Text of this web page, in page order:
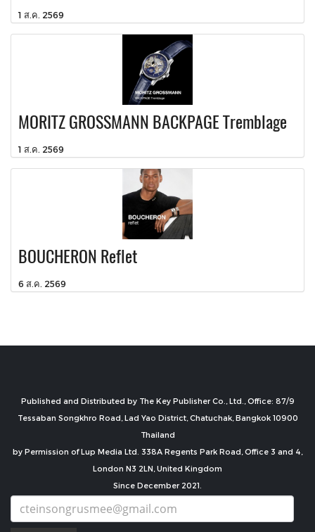
1 ส.ค. 2569
MORITZ GROSSMANN BACKPAGE Tremblage
1 ส.ค. 2569
BOUCHERON Reflet
6 ส.ค. 2569
Published and Distributed by The Key Publisher Co., Ltd., Office: 87/9
Tessaban Songkhro Road, Lad Yao District, Chatuchak, Bangkok 10900
Thailand
by Permission of Lup Media Ltd. 338A Regents Park Road, Office 3 and 4,
London N3 2LN, United Kingdom
Since December 2021.